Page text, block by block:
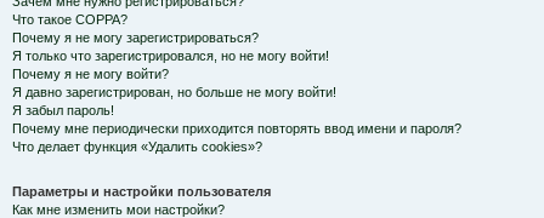
Что такое COPPA?
Почему я не могу зарегистрироваться?
Я только что зарегистрировался, но не могу войти!
Почему я не могу войти?
Я давно зарегистрирован, но больше не могу войти!
Я забыл пароль!
Почему мне периодически приходится повторять ввод имени и пароля?
Что делает функция «Удалить cookies»?
Параметры и настройки пользователя
Как мне изменить мои настройки?